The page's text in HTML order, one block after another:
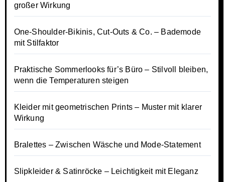
großer Wirkung
One-Shoulder-Bikinis, Cut-Outs & Co. – Bademode
mit Stilfaktor
Praktische Sommerlooks für’s Büro – Stilvoll bleiben,
wenn die Temperaturen steigen
Kleider mit geometrischen Prints – Muster mit klarer
Wirkung
Bralettes – Zwischen Wäsche und Mode-Statement
Slipkleider & Satinröcke – Leichtigkeit mit Eleganz